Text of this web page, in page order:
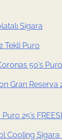
Sigara
Tekli Puro
50’s
Gran Reserva
25’s
Cooling Sigara